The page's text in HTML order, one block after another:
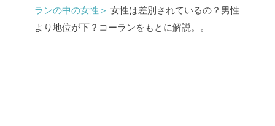
ランの中の女性＞ 女性は差別されているの？男性
より地位が下？コーランをもとに解説。。